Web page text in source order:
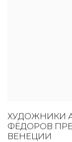
ХУДОЖНИКИ
ФЁДОРОВ
ВЕНЕЦИИ